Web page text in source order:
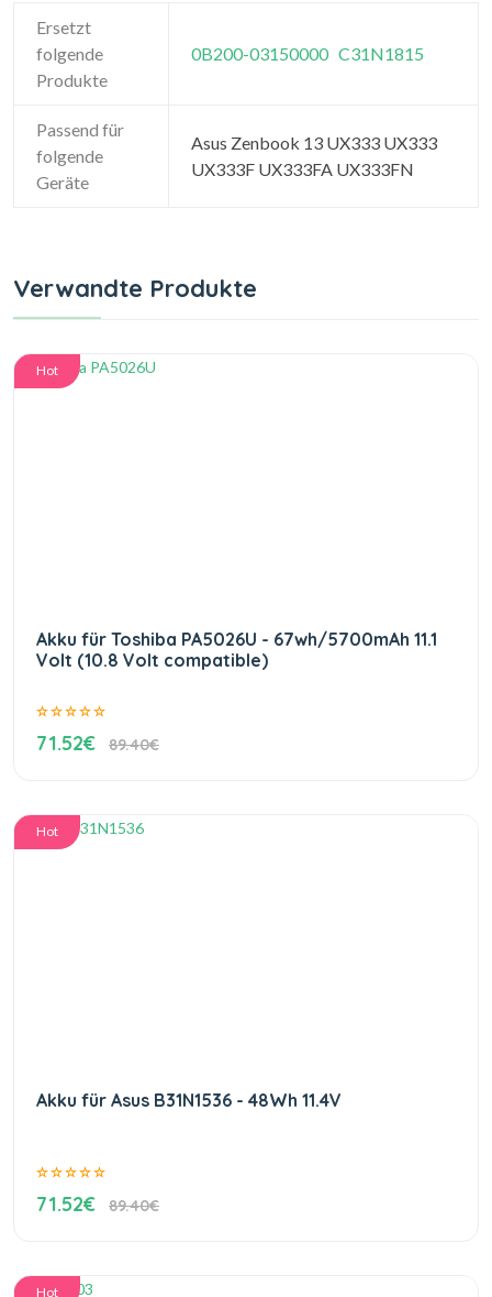
Ersetzt
folgende
Produkte
0B200-03150000 C31N1815
Passend für
folgende
Geräte
Asus Zenbook 13 UX333 UX333
UX333F UX333FA UX333FN
Verwandte Produkte
Hot
Akku für Toshiba PA5026U - 67wh/5700mAh 11.1
Volt (10.8 Volt compatible)
71.52€ 89.40€
Hot
Akku für Asus B31N1536 - 48Wh 11.4V
71.52€ 89.40€
Hot